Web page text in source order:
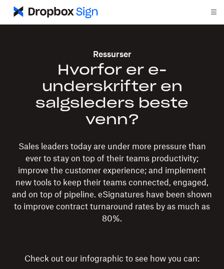
Ressurser
Hvorfor er e-
underskrifter en
salgsleders beste
venn?
Sales leaders today are under more pressure than
ever to stay on top of their teams productivity;
improve the customer experience; and implement
new tools to keep their teams connected, engaged,
and on top of pipeline. eSignatures have been shown
to improve contract turnaround rates by as much as
80%.
Check out our infographic to see how you can: